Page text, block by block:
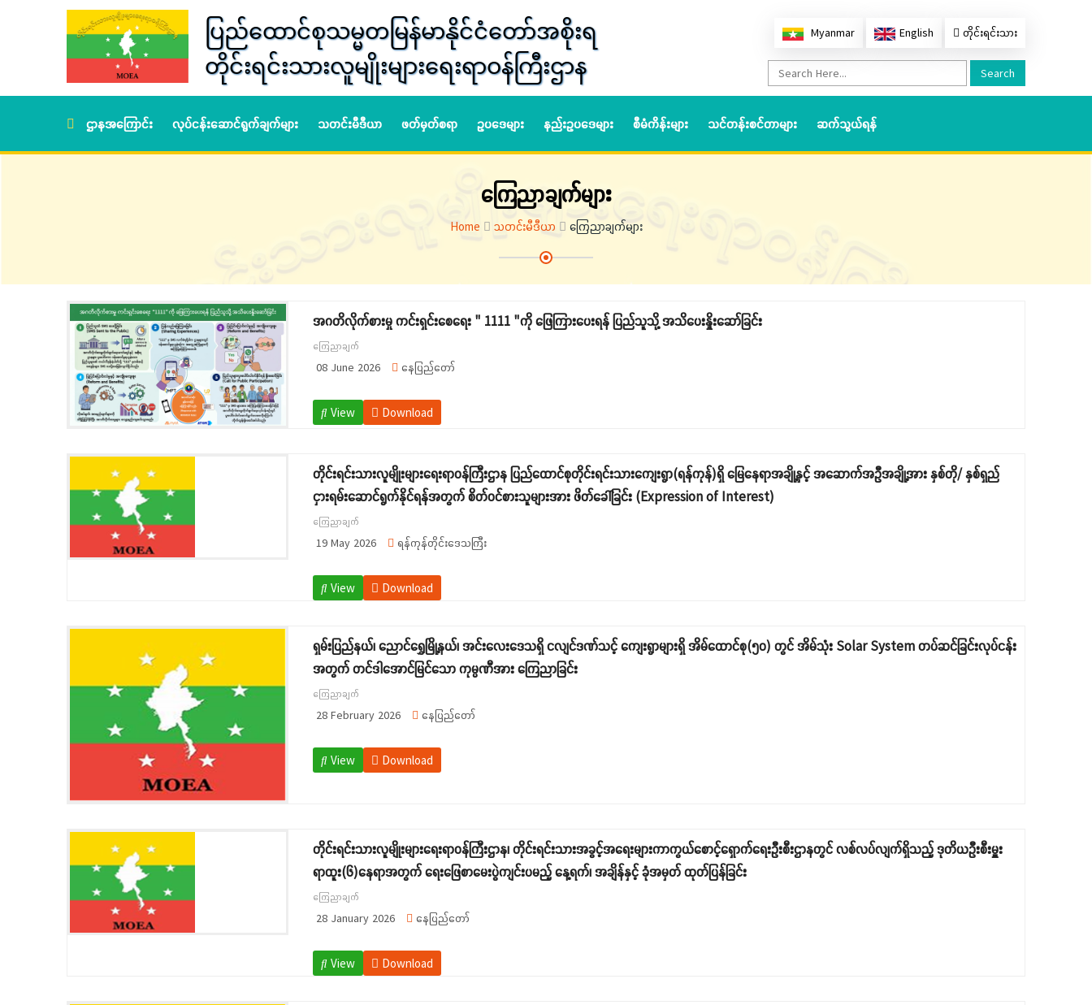
ပြည်ထောင်စုသမ္မတမြန်မာနိုင်ငံတော်အစိုးရ
တိုင်းရင်းသားလူမျိုးများရေးရာဝန်ကြီးဌာန
Myanmar English တိုင်းရင်းသား
Search
ဌာနအကြောင်း လုပ်ငန်းဆောင်ရွက်ချက်များ သတင်းမီဒီယာ ဖတ်မှတ်စရာ ဥပဒေများ နည်းဥပဒေများ စီမံကိန်းများ သင်တန်းစင်တာများ ဆက်သွယ်ရန်
ကြေညာချက်များ
Home သတင်းမီဒီယာ ကြေညာချက်များ
အဂတိလိုက်စားမှု ကင်းရှင်းစေရေး " 1111 "ကို ‌ဖြေကြားပေးရန် ပြည်သူသို့ အသိပေးနှိုးဆော်ခြင်း
ကြေညာချက်
08 June 2026 နေပြည်တော်
View Download
တိုင်းရင်းသားလူမျိုးများရေးရာဝန်ကြီးဌာန ပြည်ထောင်စုတိုင်းရင်းသားကျေးရွာ(ရန်ကုန်)ရှိ မြေနေရာအချို့နှင့် အဆောက်အဦအချို့အား နှစ်တို/ နှစ်ရှည်
ငှားရမ်းဆောင်ရွက်နိုင်ရန်အတွက် စိတ်ဝင်စားသူများအား ဖိတ်ခေါ်ခြင်း (Expression of Interest)
ကြေညာချက်
19 May 2026 ရန်ကုန်တိုင်းဒေသကြီး
View Download
ရှမ်းပြည်နယ်၊ ညောင်ရွှေမြို့နယ်၊ အင်းလေးဒေသရှိ ငလျင်ဒဏ်သင့် ကျေးရွာများရှိ အိမ်ထောင်စု(၅၀) တွင် အိမ်သုံး Solar System တပ်ဆင်ခြင်းလုပ်ငန်း
အတွက် တင်ဒါအောင်မြင်သော ကုမ္ပဏီအား ကြေညာခြင်း
ကြေညာချက်
28 February 2026 နေပြည်တော်
View Download
တိုင်းရင်းသားလူမျိုးများရေးရာဝန်ကြီးဌာန၊ တိုင်းရင်းသားအခွင့်အရေးများကာကွယ်စောင့်ရှောက်ရေးဦးစီးဌာနတွင် လစ်လပ်လျက်ရှိသည့် ဒုတိယဦးစီးမှူး
ရာထူး(၆)နေရာအတွက် ရေးဖြေစာမေးပွဲကျင်းပမည့် နေ့ရက်၊ အချိန်နှင့် ခုံအမှတ် ထုတ်ပြန်ခြင်း
ကြေညာချက်
28 January 2026 နေပြည်တော်
View Download